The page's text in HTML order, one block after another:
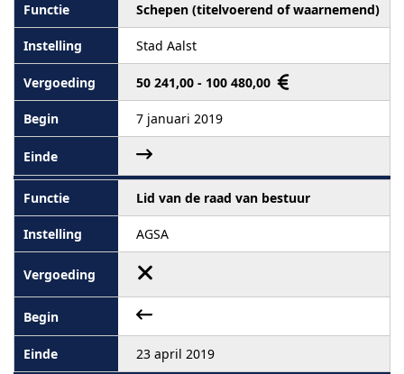
Schepen (titelvoerend of waarnemend)
Stad Aalst
50 241,00 - 100 480,00
7 januari 2019
Lid van de raad van bestuur
AGSA
23 april 2019